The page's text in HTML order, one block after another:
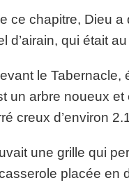
ce chapitre, Dieu
d’airain, qui était
le
un arbre noueux
creux d’environ
une grille qui
placée en